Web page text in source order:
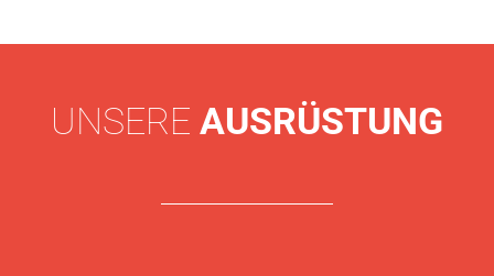
UNSERE AUSRÜSTUNG